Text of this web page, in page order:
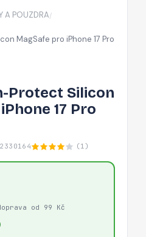
A POUZDRA/
MagSafe pro iPhone 17 Pro
Protect Silicon
17 Pro
(1)
od 99 Kč